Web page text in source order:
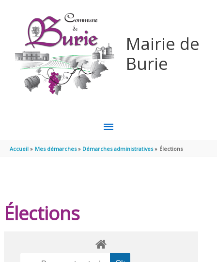
Mairie de
Burie
MENU
PRINCIPAL
Accueil Mes démarches Démarches administratives Élections
Élections